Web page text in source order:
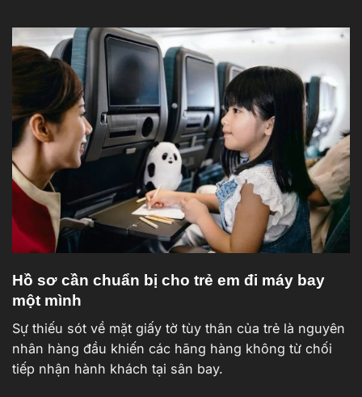
Hồ sơ cần chuẩn bị cho trẻ em đi máy bay
một mình
Sự thiếu sót về mặt giấy tờ tùy thân của trẻ là nguyên
nhân hàng đầu khiến các hãng hàng không từ chối
tiếp nhận hành khách tại sân bay.